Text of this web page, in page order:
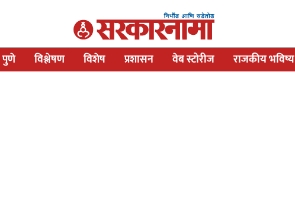
पुणे विश्लेषण विशेष प्रशासन वेब स्टोरीज राजकीय भविष्य